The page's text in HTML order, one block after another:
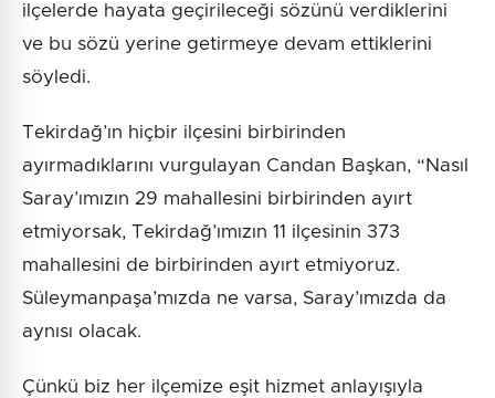
ilçelerde hayata geçirileceği sözünü verdiklerini
ve bu sözü yerine getirmeye devam ettiklerini
söyledi.
Tekirdağ’ın hiçbir ilçesini birbirinden
ayırmadıklarını vurgulayan Candan Başkan, “Nasıl
Saray’ımızın 29 mahallesini birbirinden ayırt
etmiyorsak, Tekirdağ’ımızın 11 ilçesinin 373
mahallesini de birbirinden ayırt etmiyoruz.
Süleymanpaşa’mızda ne varsa, Saray’ımızda da
aynısı olacak.
Çünkü biz her ilçemize eşit hizmet anlayışıyla